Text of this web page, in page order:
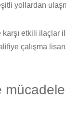
yollardan
etkili ilaçlar
çalışma
mücadele